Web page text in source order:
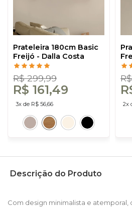
Prateleira 180cm Basic
Freijó - Dalla Costa
R$ 299,99
R$ 161,49
3x de R$ 56,66 2x
Descrição do Produto
Com design minimalista e atemporal,